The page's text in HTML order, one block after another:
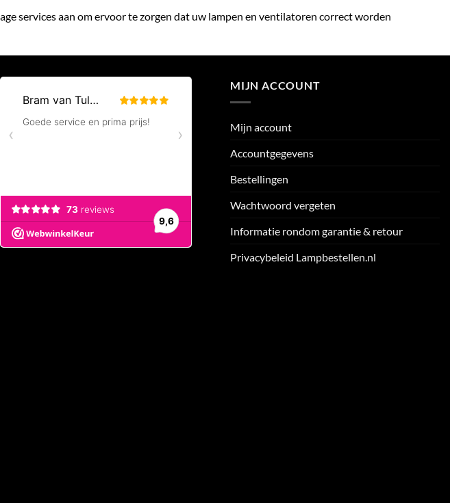
services aan om ervoor te zorgen dat uw lampen en ventilatoren correct worden
MIJN ACCOUNT
Mijn account
Accountgegevens
Bestellingen
Wachtwoord vergeten
Informatie rondom garantie & retour
Privacybeleid Lampbestellen.nl